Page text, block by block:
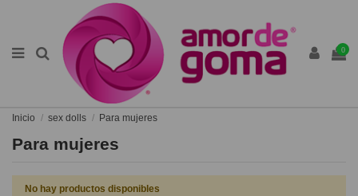
0
Inicio sex dolls Para mujeres
Para mujeres
No hay productos disponibles